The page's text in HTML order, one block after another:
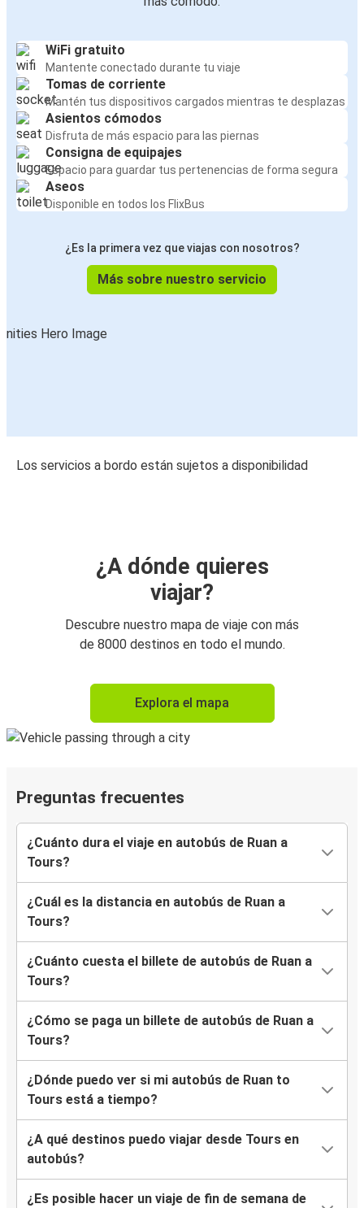
WiFi gratuito
Mantente conectado durante tu viaje
Tomas de corriente
Mantén tus dispositivos cargados mientras te desplazas
Asientos cómodos
Disfruta de más espacio para las piernas
Consigna de equipajes
Espacio para guardar tus pertenencias de forma segura
Aseos
Disponible en todos los FlixBus
¿Es la primera vez que viajas con nosotros?
Más sobre nuestro servicio
Los servicios a bordo están sujetos a disponibilidad
¿A dónde quieres
viajar?
Descubre nuestro mapa de viaje con más
de 8000 destinos en todo el mundo.
Explora el mapa
Preguntas frecuentes
¿Cuánto dura el viaje en autobús de Ruan a
Tours?
¿Cuál es la distancia en autobús de Ruan a
Tours?
¿Cuánto cuesta el billete de autobús de Ruan a
Tours?
¿Cómo se paga un billete de autobús de Ruan a
Tours?
¿Dónde puedo ver si mi autobús de Ruan to
Tours está a tiempo?
¿A qué destinos puedo viajar desde Tours en
autobús?
¿Es posible hacer un viaje de fin de semana de